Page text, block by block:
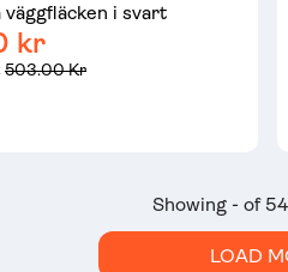
i svart
kr
503.00 Kr
Showing - of
LOAD